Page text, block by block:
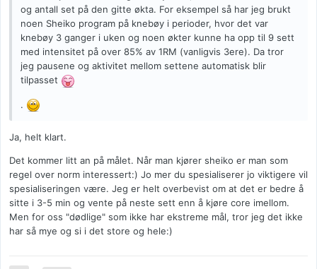
og antall set på den gitte økta. For eksempel så har jeg brukt
noen Sheiko program på knebøy i perioder, hvor det var
knebøy 3 ganger i uken og noen økter kunne ha opp til 9 sett
med intensitet på over 85% av 1RM (vanligvis 3ere). Da tror
jeg pausene og aktivitet mellom settene automatisk blir
tilpasset
.
Ja, helt klart.
Det kommer litt an på målet. Når man kjører sheiko er man som
regel over norm interessert:) Jo mer du spesialiserer jo viktigere vil
spesialiseringen være. Jeg er helt overbevist om at det er bedre å
sitte i 3-5 min og vente på neste sett enn å kjøre core imellom.
Men for oss "dødlige" som ikke har ekstreme mål, tror jeg det ikke
har så mye og si i det store og hele:)